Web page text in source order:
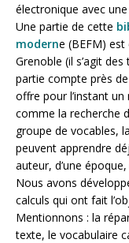
électronique avec
Une partie de cette
moderne (BEFM) est
Grenoble (il s’agit
partie compte près
offre pour l’instant
comme la recherche
groupe de vocables,
peuvent apprendre
auteur, d’une
Nous avons
calculs qui ont fait
Mentionnons : la
texte, le vocabulaire